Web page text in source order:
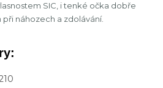
SIC, i tenké očka dobře
náhozech a zdolávání.